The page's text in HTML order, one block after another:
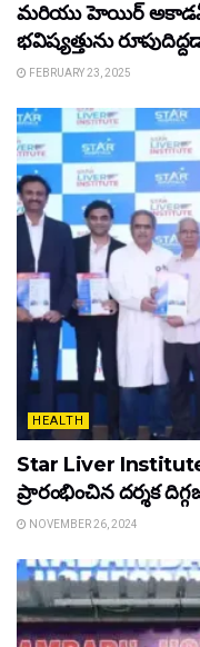
మరియు హెయిర్
భవిష్యత్తును
FEBRUARY 23, 2025
HEALTH
Star Liver Institute
ప్రారంభించిన ద‌ర్శ‌క
NOVEMBER 26, 2024